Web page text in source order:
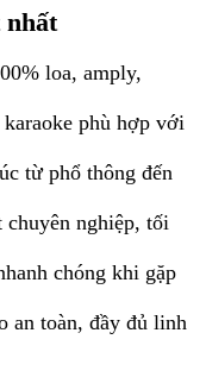
nhất
loa, amply,
phù hợp với
từ phổ thông đến
nghiệp, tối
chóng khi gặp
an toàn, đầy đủ linh